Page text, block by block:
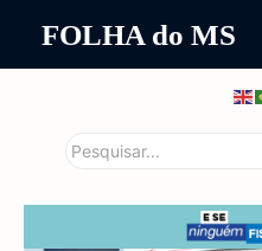
FOLHA do MS